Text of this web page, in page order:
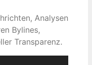
Analysen
Bylines,
Transparenz.